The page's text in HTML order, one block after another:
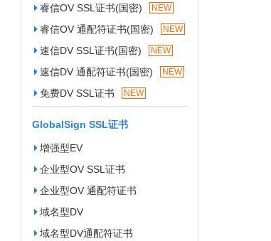
睿信OV SSL证书(国密) NEW
睿信OV 通配符证书(国密) NEW
速信DV SSL证书(国密) NEW
速信DV 通配符证书(国密) NEW
免费DV SSL证书 NEW
GlobalSign SSL证书
增强型EV
企业型OV SSL证书
企业型OV 通配符证书
域名型DV
域名型DV通配符证书